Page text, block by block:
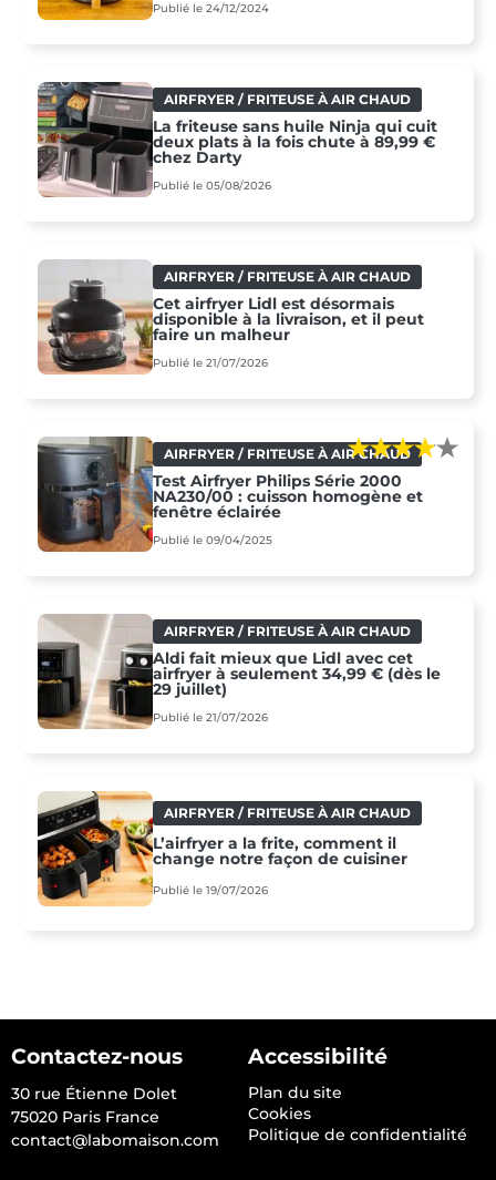
Publié le 24/12/2024
AIRFRYER / FRITEUSE À AIR CHAUD
La friteuse sans huile Ninja qui cuit
deux plats à la fois chute à 89,99 €
chez Darty
Publié le 05/08/2026
AIRFRYER / FRITEUSE À AIR CHAUD
Cet airfryer Lidl est désormais
disponible à la livraison, et il peut
faire un malheur
Publié le 21/07/2026
AIRFRYER / FRITEUSE À AIR CHAUD
Test Airfryer Philips Série 2000
NA230/00 : cuisson homogène et
fenêtre éclairée
Publié le 09/04/2025
AIRFRYER / FRITEUSE À AIR CHAUD
Aldi fait mieux que Lidl avec cet
airfryer à seulement 34,99 € (dès le
29 juillet)
Publié le 21/07/2026
AIRFRYER / FRITEUSE À AIR CHAUD
L’airfryer a la frite, comment il
change notre façon de cuisiner
Publié le 19/07/2026
Contactez-nous
30 rue Étienne Dolet
75020 Paris France
contact@labomaison.com
Accessibilité
Plan du site
Cookies
Politique de confidentialité